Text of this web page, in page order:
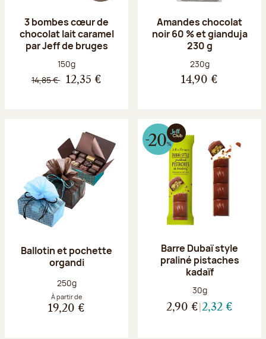
3 bombes cœur de
chocolat lait caramel
par Jeff de bruges
Poids net :
150g
14,85 € 12,35 €
Amandes chocolat
noir 60 % et gianduja
230 g
Poids net :
230g
14,90 €
Ballotin et pochette
organdi
Poids net :
250g
À partir de
19,20 €
Barre Dubaï style
praliné pistaches
kadaïf
Poids net :
30g
2,90 € 2,32 €